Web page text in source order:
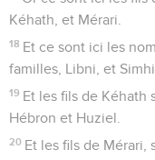
Kéhath, et Mérari.
18 Et ce sont ici les
familles, Libni, et Simhi.
19 Et les fils de Kéhath
Hébron et Huziel.
20 Et les fils de Mérari,